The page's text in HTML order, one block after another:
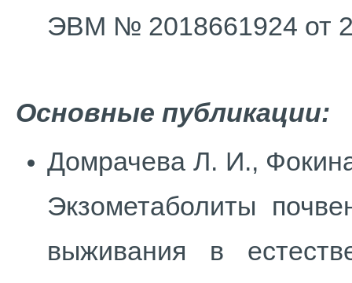
ЭВМ № 2018661924 от
Основные публикации:
Домрачева Л. И.,
Экзометаболиты
выживания в